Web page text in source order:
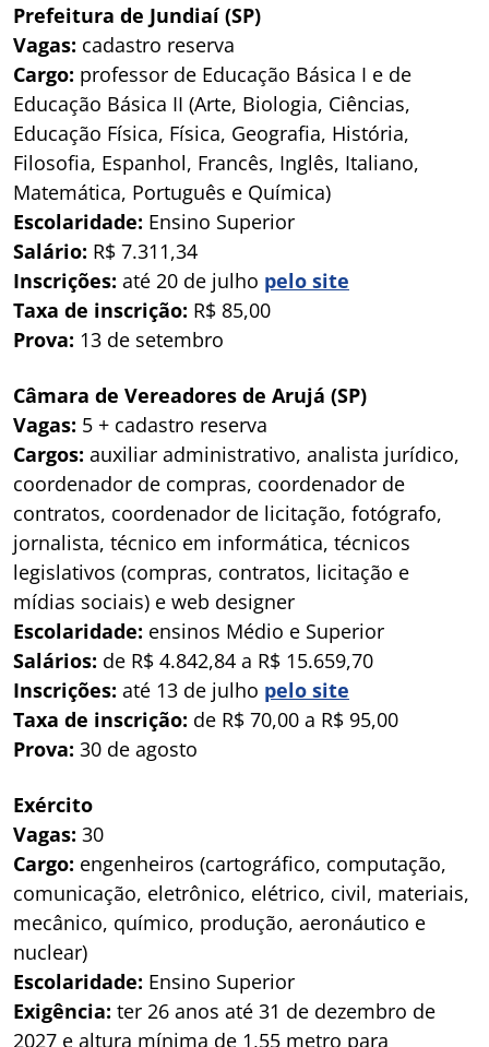
Prefeitura de Jundiaí (SP)
Vagas: cadastro reserva
Cargo: professor de Educação Básica I e de
Educação Básica II (Arte, Biologia, Ciências,
Educação Física, Física, Geografia, História,
Filosofia, Espanhol, Francês, Inglês, Italiano,
Matemática, Português e Química)
Escolaridade: Ensino Superior
Salário: R$ 7.311,34
Inscrições: até 20 de julho pelo site
Taxa de inscrição: R$ 85,00
Prova: 13 de setembro
Câmara de Vereadores de Arujá (SP)
Vagas: 5 + cadastro reserva
Cargos: auxiliar administrativo, analista jurídico,
coordenador de compras, coordenador de
contratos, coordenador de licitação, fotógrafo,
jornalista, técnico em informática, técnicos
legislativos (compras, contratos, licitação e
mídias sociais) e web designer
Escolaridade: ensinos Médio e Superior
Salários: de R$ 4.842,84 a R$ 15.659,70
Inscrições: até 13 de julho pelo site
Taxa de inscrição: de R$ 70,00 a R$ 95,00
Prova: 30 de agosto
Exército
Vagas: 30
Cargo: engenheiros (cartográfico, computação,
comunicação, eletrônico, elétrico, civil, materiais,
mecânico, químico, produção, aeronáutico e
nuclear)
Escolaridade: Ensino Superior
Exigência: ter 26 anos até 31 de dezembro de
2027 e altura mínima de 1,55 metro para